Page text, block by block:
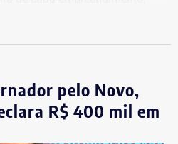
Cronogramas de
Também haverá a definição
pelo Novo,
R$ 400 mil em